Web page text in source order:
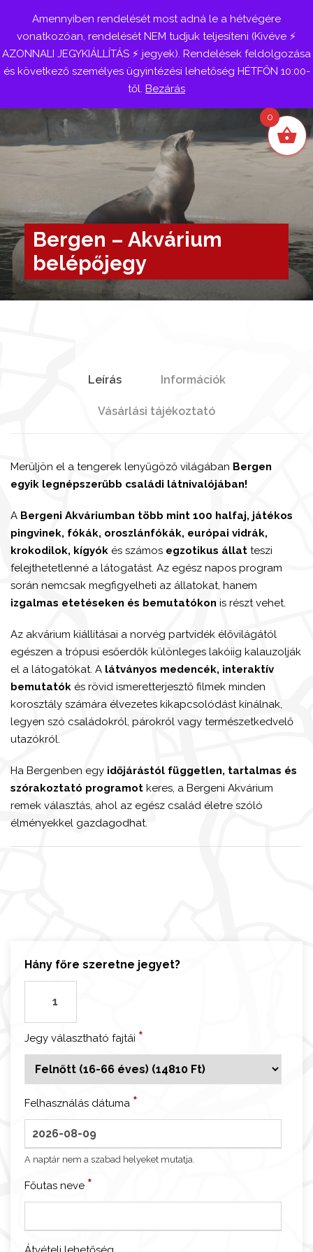
Belépés
Bergen – Akvárium
belépőjegy
Hány főre szeretne jegyet?
r
g
e
A
v
á
r
m
Jegy választható fajtái *
Felhasználás dátuma *
A naptár nem a szabad helyeket mutatja.
Főutas neve *
Leírás Információk
Vásárlási tájékoztató
Merüljön el a tengerek lenyűgöző világában Bergen
egyik legnépszerűbb családi látnivalójában!
A Bergeni Akváriumban több mint 100 halfaj, játékos
pingvinek, fókák, oroszlánfókák, európai vidrák,
krokodilok, kígyók és számos egzotikus állat teszi
felejthetetlenné a látogatást. Az egész napos program
során nemcsak megfigyelheti az állatokat, hanem
izgalmas etetéseken és bemutatókon is részt vehet.
Az akvárium kiállításai a norvég partvidék élővilágától
egészen a trópusi esőerdők különleges lakóiig kalauzolják
el a látogatókat. A látványos medencék, interaktív
bemutatók és rövid ismeretterjesztő filmek minden
korosztály számára élvezetes kikapcsolódást kínálnak,
legyen szó családokról, párokról vagy természetkedvelő
utazókról.
Ha Bergenben egy időjárástól független, tartalmas és
szórakoztató programot keres, a Bergeni Akvárium
remek választás, ahol az egész család életre szóló
élményekkel gazdagodhat.
Amennyiben rendelését most adná le a hétvégére
vonatkozóan, rendelését NEM tudjuk teljesíteni (Kivéve ⚡
AZONNALI JEGYKIÁLLÍTÁS ⚡ jegyek). Rendelések feldolgozása
és következő személyes ügyintézési lehetőség HÉTFŐN 10:00-
től. Bezárás
0